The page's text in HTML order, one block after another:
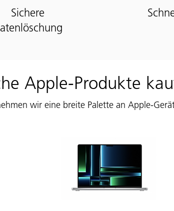
Sichere
Apple-Produkte
wir eine breite Palette an Apple-